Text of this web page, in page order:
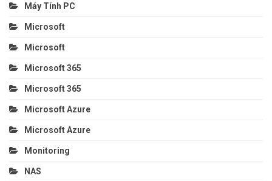
Máy Tính PC
Microsoft
Microsoft
Microsoft 365
Microsoft 365
Microsoft Azure
Microsoft Azure
Monitoring
NAS